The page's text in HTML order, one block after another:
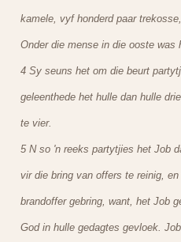
kamele, vyf honderd paar
Onder die mense in die ooste was
4 Sy seuns het om die beurt
geleenthede het hulle dan hulle
te vier.
5 N so 'n reeks partytjies het Job
vir die bring van offers te reinig,
brandoffer gebring, want, het Job
God in hulle gedagtes gevloek.